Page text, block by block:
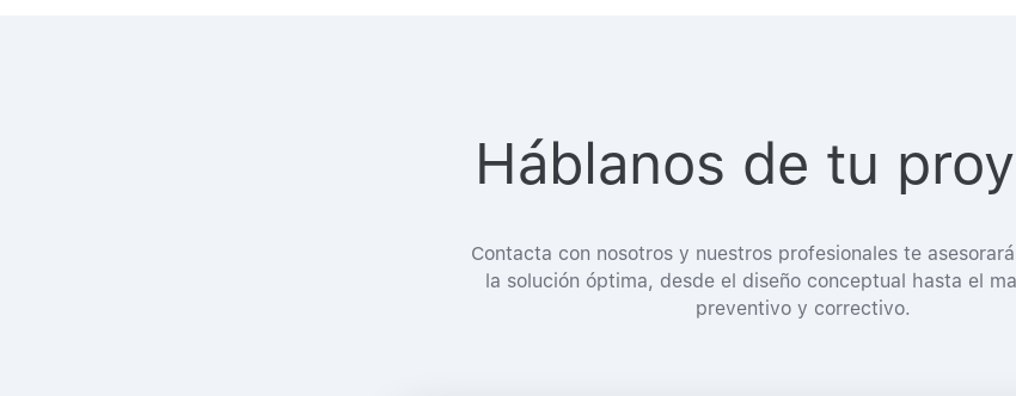
Háblanos de tu
Contacta con nosotros y nuestros profesionales te
la solución óptima, desde el diseño conceptual hasta el
preventivo y correctivo.